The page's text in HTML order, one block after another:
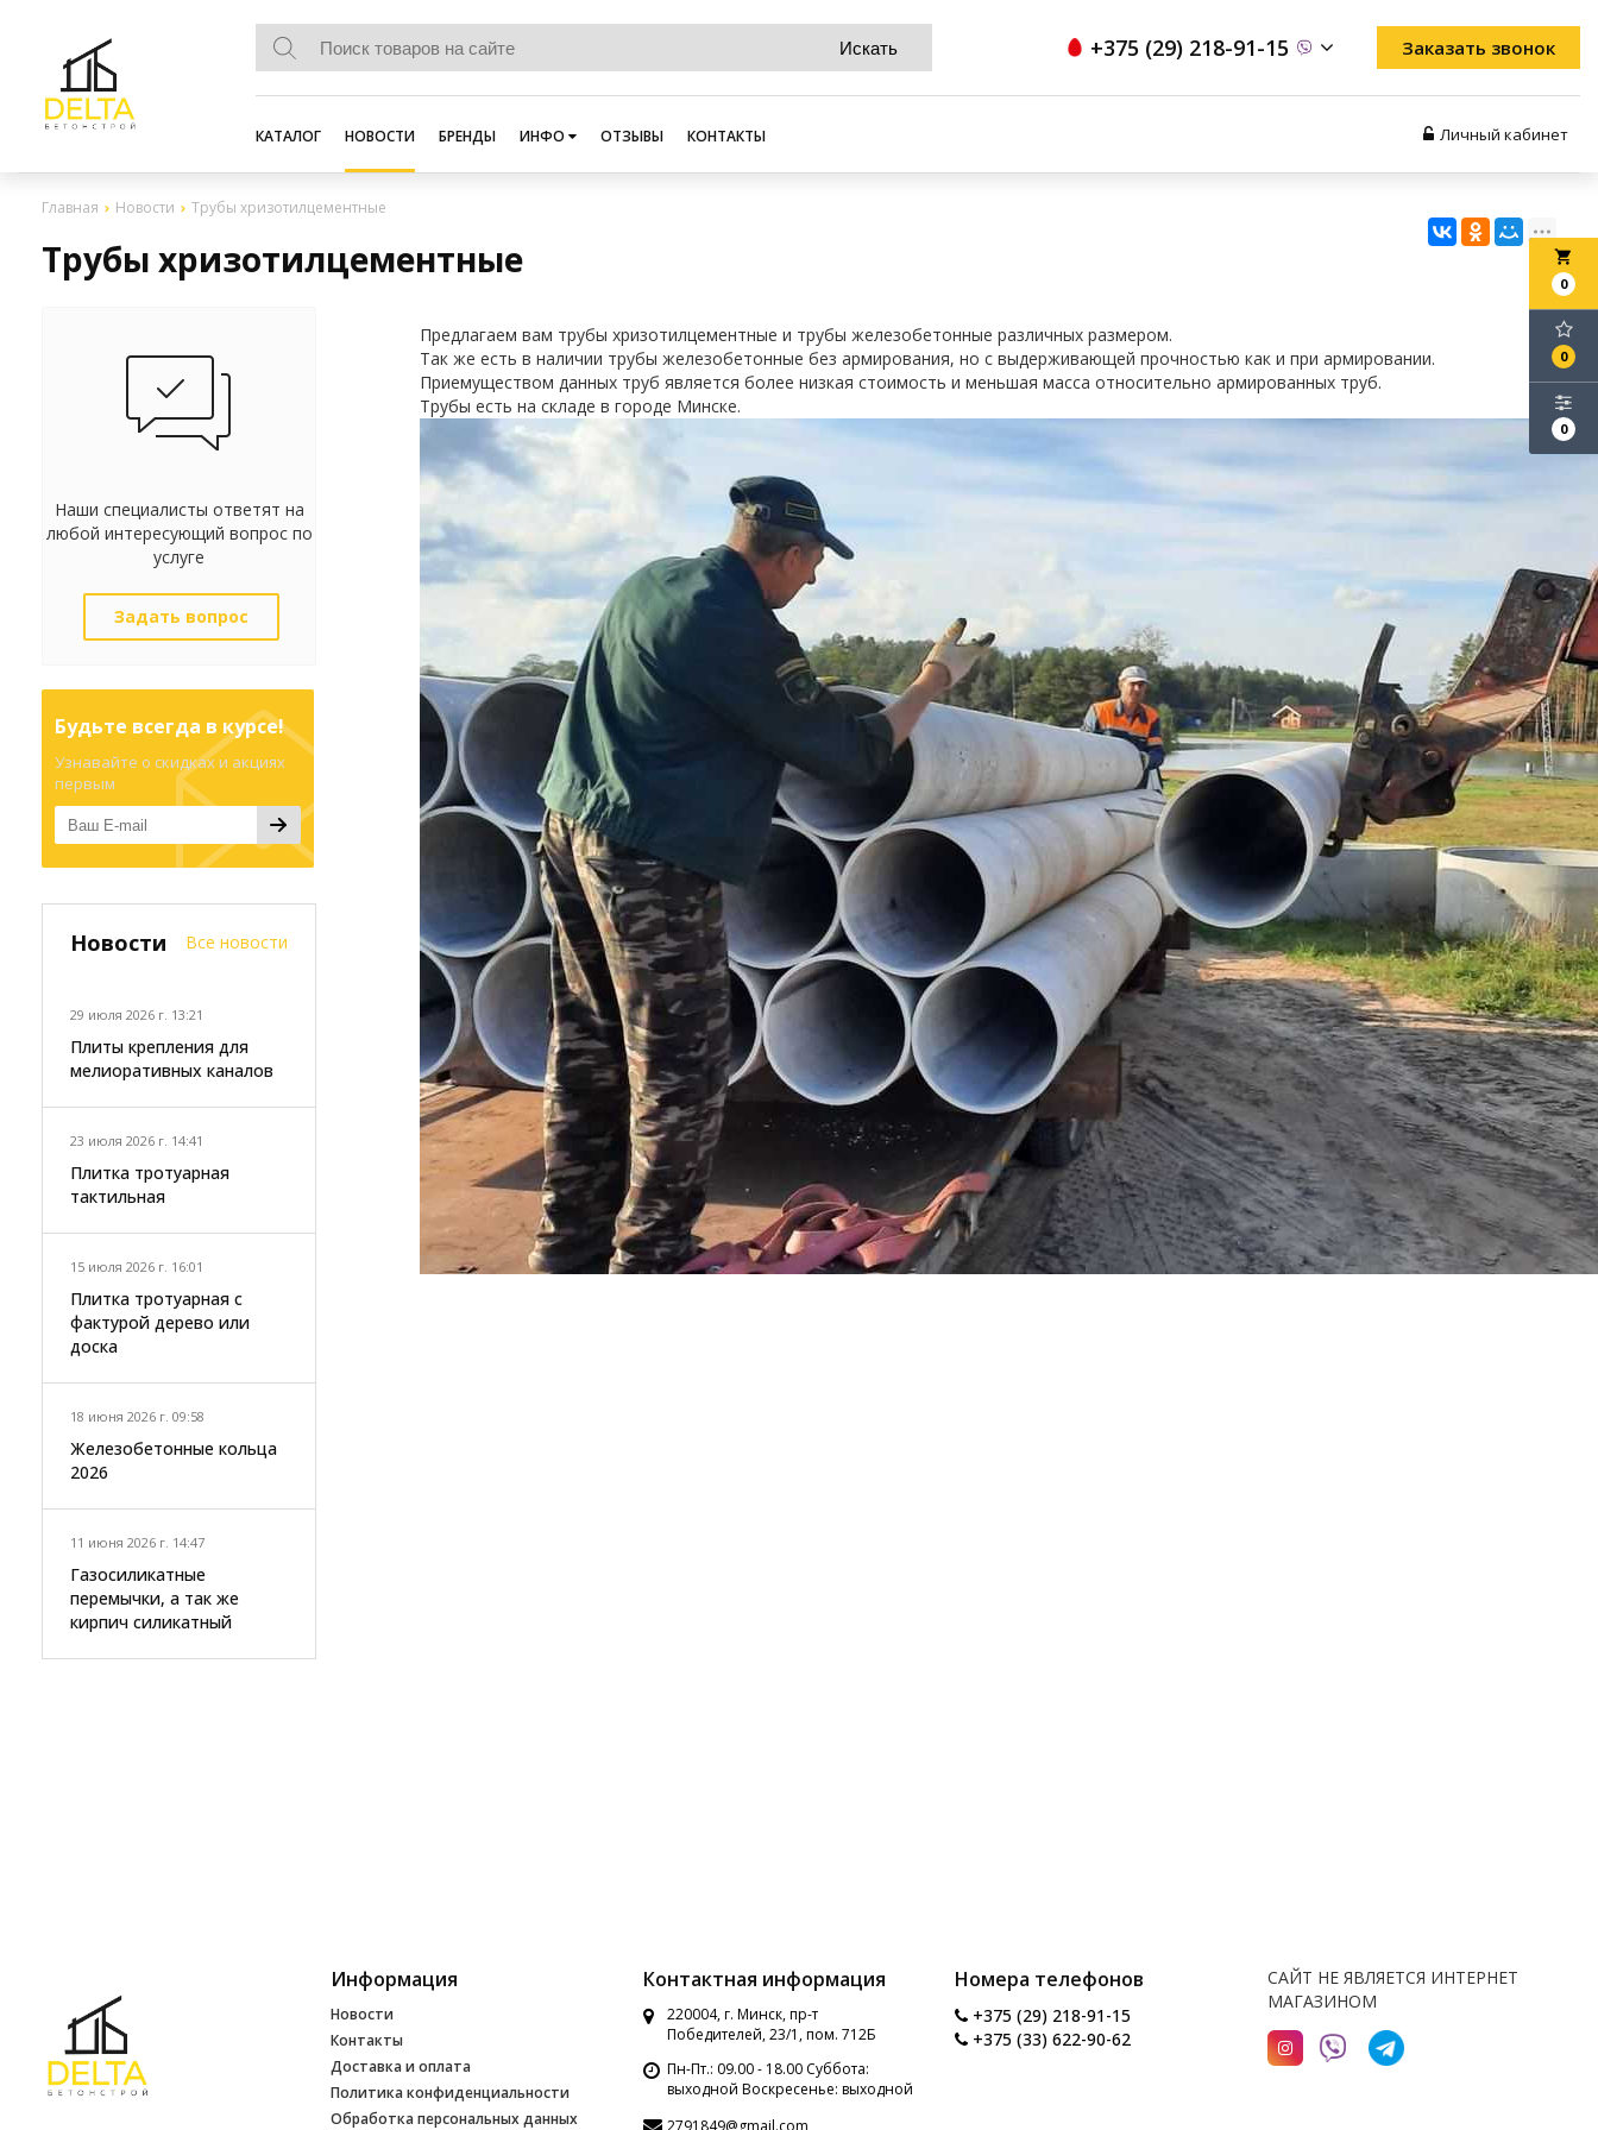
+375 (29) 218-91-15 Заказать звонок
КАТАЛОГ НОВОСТИ БРЕНДЫ ИНФО ОТЗЫВЫ КОНТАКТЫ Личный кабинет
Главная Новости Трубы хризотилцементные
Трубы хризотилцементные local_grocery_store
0
0
0
Наши специалисты ответят на
любой интересующий вопрос по
услуге
Задать вопрос
Будьте всегда в курсе!
Узнавайте о скидках и акциях
первым
Новости Все новости
29 июля 2026 г. 13:21
Плиты крепления для
мелиоративных каналов
23 июля 2026 г. 14:41
Плитка тротуарная
тактильная
15 июля 2026 г. 16:01
Плитка тротуарная с
фактурой дерево или
доска
18 июня 2026 г. 09:58
Железобетонные кольца
2026
11 июня 2026 г. 14:47
Газосиликатные
перемычки, а так же
кирпич силикатный
Предлагаем вам трубы хризотилцементные и трубы железобетонные различных размером.
Так же есть в наличии трубы железобетонные без армирования, но с выдерживающей прочностью как и при армировании.
Приемуществом данных труб является более низкая стоимость и меньшая масса относительно армированных труб.
Трубы есть на складе в городе Минске.
Информация
Новости
Контакты
Доставка и оплата
Политика конфиденциальности
Обработка персональных данных
Контактная информация
220004, г. Минск, пр-т
Победителей, 23/1, пом. 712Б
Пн-Пт.: 09.00 - 18.00 Суббота:
выходной Воскресенье: выходной
2791849@gmail.com
Номера телефонов
+375 (29) 218-91-15
+375 (33) 622-90-62
САЙТ НЕ ЯВЛЯЕТСЯ ИНТЕРНЕТ
МАГАЗИНОМ